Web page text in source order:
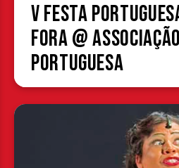
V Festa
Fora @ Associação
Portuguesa